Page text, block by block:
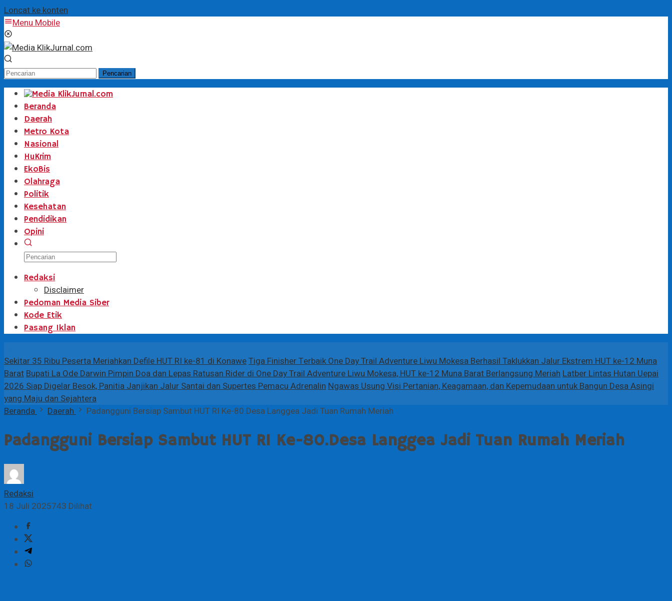
Loncat ke konten
Menu Mobile
Pencarian
Beranda
Daerah
Metro Kota
Nasional
HuKrim
EkoBis
Olahraga
Politik
Kesehatan
Pendidikan
Opini
Redaksi
Disclaimer
Pedoman Media Siber
Kode Etik
Pasang Iklan
Sekitar 35 Ribu Peserta Meriahkan Defile HUT RI ke-81 di KonaweTiga Finisher Terbaik One Day Trail Adventure Liwu Mokesa Berhasil Taklukkan Jalur Ekstrem HUT ke-12 Muna
BaratBupati La Ode Darwin Pimpin Doa dan Lepas Ratusan Rider di One Day Trail Adventure Liwu Mokesa, HUT ke-12 Muna Barat Berlangsung MeriahLatber Lintas Hutan Uepai
2026 Siap Digelar Besok, Panitia Janjikan Jalur Santai dan Supertes Pemacu AdrenalinNgawas Usung Visi Pertanian, Keagamaan, dan Kepemudaan untuk Bangun Desa Asingi
yang Maju dan Sejahtera
Beranda
Daerah Padangguni Bersiap Sambut HUT RI Ke-80.Desa Langgea Jadi Tuan Rumah Meriah
Padangguni Bersiap Sambut HUT RI Ke-80.Desa Langgea Jadi Tuan Rumah Meriah
Redaksi
18 Juli 2025743 Dilihat